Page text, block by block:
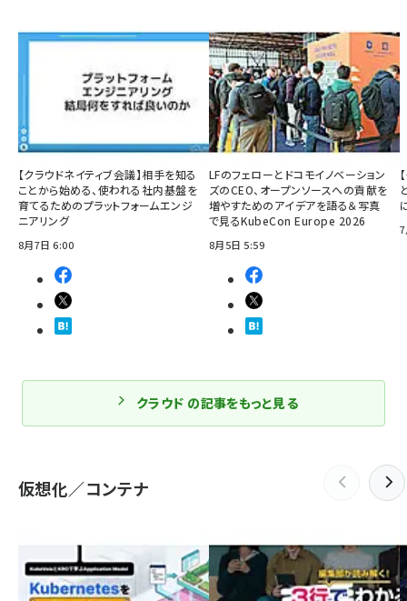
【クラウドネイティブ会議】相手を知る
ことから始める、使われる社内基盤を
育てるためのプラットフォームエンジ
ニアリング
8月7日 6:00
LFのフェローとドコモイノベーション
ズのCEO、オープンソースへの貢献を
増やすためのアイデアを語る＆写真
で見るKubeCon Europe 2026
8月5日 5:59
クラウド の記事をもっと見る
仮想化／コンテナ